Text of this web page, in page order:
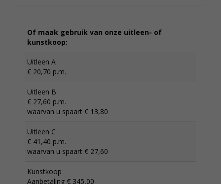
Of maak gebruik van onze uitleen- of
kunstkoop:
Uitleen A
€ 20,70 p.m.
Uitleen B
€ 27,60 p.m.
waarvan u spaart € 13,80
Uitleen C
€ 41,40 p.m.
waarvan u spaart € 27,60
Kunstkoop
Aanbetaling € 345,00